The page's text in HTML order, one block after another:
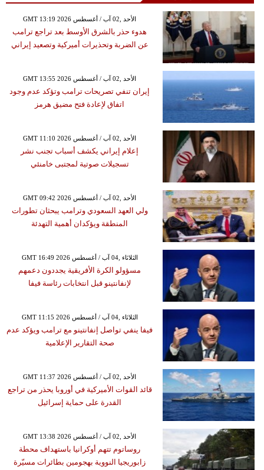
GMT 13:19 2026 الأحد ,02 آب / أغسطس
هدوء حذر بالشرق الأوسط بعد تراجع ترامب
عن الضربة وتحذيرات أميركية وتصعيد إيراني
GMT 13:55 2026 الأحد ,02 آب / أغسطس
إيران تنفي تصريحات ترامب وتؤكد عدم وجود
اتفاق لإعادة فتح مضيق هرمز
GMT 11:10 2026 الأحد ,02 آب / أغسطس
إعلام إيراني يكشف أسباب تجنب نشر
تسجيلات صوتية لمجتبى خامنئي
GMT 09:42 2026 الأحد ,02 آب / أغسطس
ولي العهد السعودي وترامب يبحثان تطورات
المنطقة ويؤكدان أهمية التهدئة
GMT 16:49 2026 الثلاثاء ,04 آب / أغسطس
مسؤولو الكرة الأفريقية يجددون دعمهم
لإنفانتينو قبل انتخابات رئاسة فيفا
GMT 11:15 2026 الثلاثاء ,04 آب / أغسطس
فيفا ينفي تواصل إنفانتينو مع ترامب ويؤكد عدم
صحة التقارير الإعلامية
GMT 11:37 2026 الأحد ,02 آب / أغسطس
قائد القوات الأميركية في أوروبا يحذر من تراجع
القدرة على حماية إسرائيل
GMT 13:38 2026 الأحد ,02 آب / أغسطس
روساتوم تتهم أوكرانيا باستهداف محطة
زابوريجيا النووية بهجومين بطائرات مسيّرة